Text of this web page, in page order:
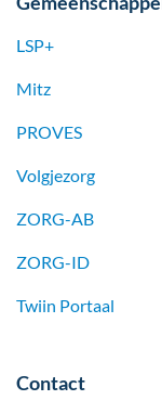
LSP+
Mitz
PROVES
Volgjezorg
ZORG-AB
ZORG-ID
Twiin Portaal
Contact